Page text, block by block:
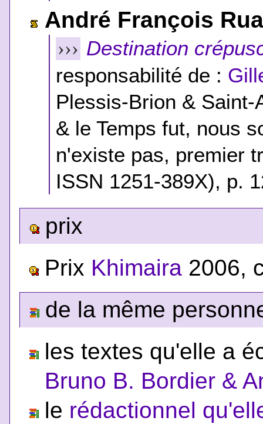
André François
››› Destination
responsabilité de :
Plessis-Brion &
& le Temps fut, nous
n'existe pas, premier
ISSN 1251-389X), p.
prix
Prix Khimaira 2006,
de la même
les textes qu'elle a
Bruno B. Bordier &
le rédactionnel